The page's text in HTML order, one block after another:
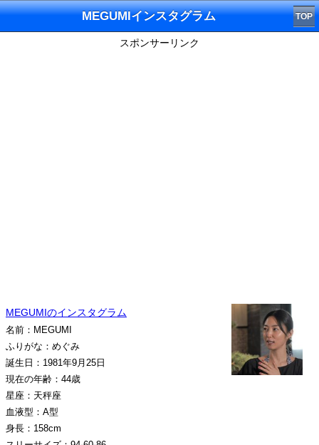
MEGUMIインスタグラム TOP
スポンサーリンク
MEGUMIのインスタグラム
名前：MEGUMI
ふりがな：めぐみ
誕生日：1981年9月25日
現在の年齢：44歳
星座：天秤座
血液型：A型
身長：158cm